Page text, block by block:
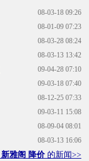
08-03-18 09:26
08-01-09 07:23
08-03-28 08:24
08-03-13 13:42
09-04-28 07:10
09-03-18 07:40
08-12-25 07:33
09-03-11 15:08
08-09-04 08:01
08-03-13 16:06
新雅阁 降价的新闻>>